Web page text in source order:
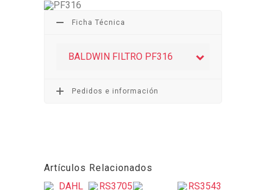
Ficha Técnica
BALDWIN FILTRO PF316
Pedidos e información
Artículos Relacionados